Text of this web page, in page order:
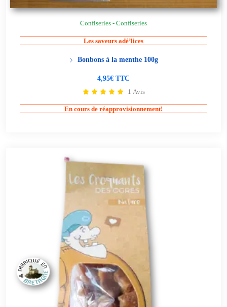
Confiseries - Confiseries
Les saveurs adé’lices
Bonbons à la menthe 100g
4,95€ TTC
1 Avis
En cours de réapprovisionnement!